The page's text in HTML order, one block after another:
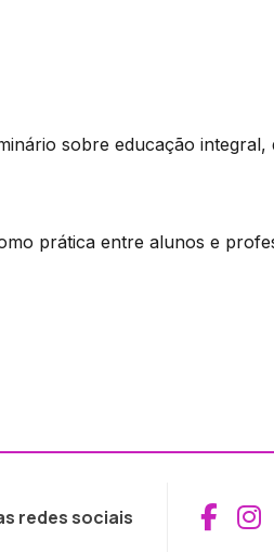
sobre educação integral,
prática entre alunos e
redes sociais